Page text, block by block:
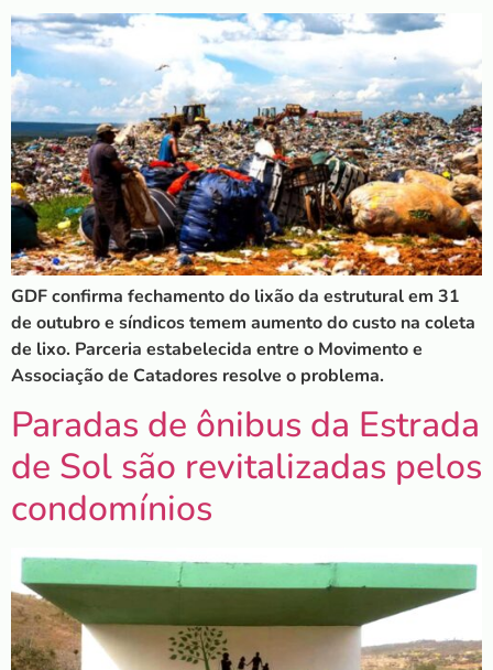
GDF confirma fechamento do lixão da estrutural em 31
de outubro e síndicos temem aumento do custo na coleta
de lixo. Parceria estabelecida entre o Movimento e
Associação de Catadores resolve o problema.
Paradas de ônibus da Estrada
de Sol são revitalizadas pelos
condomínios